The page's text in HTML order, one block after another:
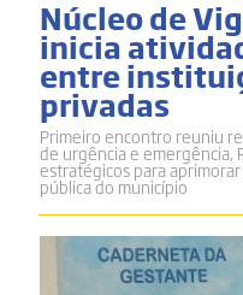
Núcleo de
inicia
entre
privadas
Primeiro encontro reuniu
de urgência e emergência,
estratégicos para
pública do município